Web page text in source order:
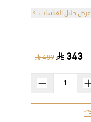
عرض دليل القياسات
343
489